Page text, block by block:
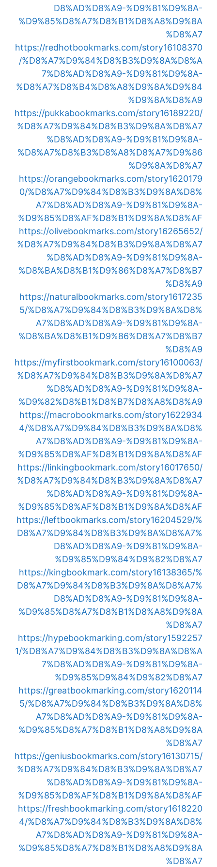
D8%AD%D8%A9-%D9%81%D9%8A-
%D9%85%D8%A7%D8%B1%D8%A8%D9%8A
%D8%A7
https://redhotbookmarks.com/story16108370
/%D8%A7%D9%84%D8%B3%D9%8A%D8%A
7%D8%AD%D8%A9-%D9%81%D9%8A-
%D8%A7%D8%B4%D8%A8%D9%8A%D9%84
%D9%8A%D8%A9
https://pukkabookmarks.com/story16189220/
%D8%A7%D9%84%D8%B3%D9%8A%D8%A7
%D8%AD%D8%A9-%D9%81%D9%8A-
%D8%A7%D8%B3%D8%A8%D8%A7%D9%86
%D9%8A%D8%A7
https://orangebookmarks.com/story1620179
0/%D8%A7%D9%84%D8%B3%D9%8A%D8%
A7%D8%AD%D8%A9-%D9%81%D9%8A-
%D9%85%D8%AF%D8%B1%D9%8A%D8%AF
https://olivebookmarks.com/story16265652/
%D8%A7%D9%84%D8%B3%D9%8A%D8%A7
%D8%AD%D8%A9-%D9%81%D9%8A-
%D8%BA%D8%B1%D9%86%D8%A7%D8%B7
%D8%A9
https://naturalbookmarks.com/story1617235
5/%D8%A7%D9%84%D8%B3%D9%8A%D8%
A7%D8%AD%D8%A9-%D9%81%D9%8A-
%D8%BA%D8%B1%D9%86%D8%A7%D8%B7
%D8%A9
https://myfirstbookmark.com/story16100063/
%D8%A7%D9%84%D8%B3%D9%8A%D8%A7
%D8%AD%D8%A9-%D9%81%D9%8A-
%D9%82%D8%B1%D8%B7%D8%A8%D8%A9
https://macrobookmarks.com/story1622934
4/%D8%A7%D9%84%D8%B3%D9%8A%D8%
A7%D8%AD%D8%A9-%D9%81%D9%8A-
%D9%85%D8%AF%D8%B1%D9%8A%D8%AF
https://linkingbookmark.com/story16017650/
%D8%A7%D9%84%D8%B3%D9%8A%D8%A7
%D8%AD%D8%A9-%D9%81%D9%8A-
%D9%85%D8%AF%D8%B1%D9%8A%D8%AF
https://leftbookmarks.com/story16204529/%
D8%A7%D9%84%D8%B3%D9%8A%D8%A7%
D8%AD%D8%A9-%D9%81%D9%8A-
%D9%85%D9%84%D9%82%D8%A7
https://kingbookmark.com/story16138365/%
D8%A7%D9%84%D8%B3%D9%8A%D8%A7%
D8%AD%D8%A9-%D9%81%D9%8A-
%D9%85%D8%A7%D8%B1%D8%A8%D9%8A
%D8%A7
https://hypebookmarking.com/story1592257
1/%D8%A7%D9%84%D8%B3%D9%8A%D8%A
7%D8%AD%D8%A9-%D9%81%D9%8A-
%D9%85%D9%84%D9%82%D8%A7
https://greatbookmarking.com/story1620114
5/%D8%A7%D9%84%D8%B3%D9%8A%D8%
A7%D8%AD%D8%A9-%D9%81%D9%8A-
%D9%85%D8%A7%D8%B1%D8%A8%D9%8A
%D8%A7
https://geniusbookmarks.com/story16130715/
%D8%A7%D9%84%D8%B3%D9%8A%D8%A7
%D8%AD%D8%A9-%D9%81%D9%8A-
%D9%85%D8%AF%D8%B1%D9%8A%D8%AF
https://freshbookmarking.com/story1618220
4/%D8%A7%D9%84%D8%B3%D9%8A%D8%
A7%D8%AD%D8%A9-%D9%81%D9%8A-
%D9%85%D8%A7%D8%B1%D8%A8%D9%8A
%D8%A7